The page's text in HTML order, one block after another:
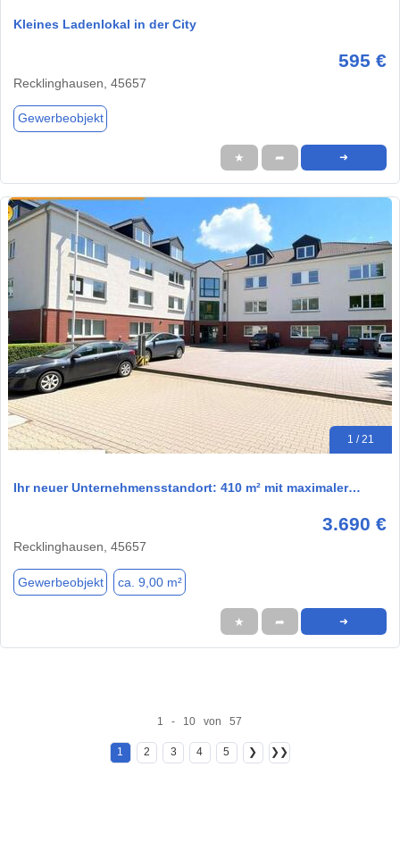
Kleines Ladenlokal in der City
595 €
Recklinghausen, 45657
Gewerbeobjekt
★ ➦ ➜
1 / 21
Ihr neuer Unternehmensstandort: 410 m² mit maximaler…
3.690 €
Recklinghausen, 45657
Gewerbeobjekt ca. 9,00 m²
★ ➦ ➜
1 - 10 von 57
1 2 3 4 5 ❯ ❯❯